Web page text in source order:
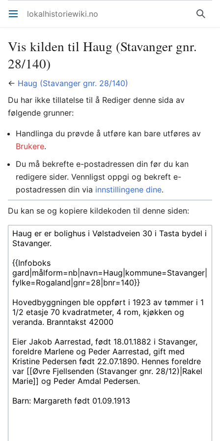
Åpne hovedmenyen lokalhistoriewiki.no Søk
Vis kilden til Haug (Stavanger gnr.
28/140)
← Haug (Stavanger gnr. 28/140)
Du har ikke tillatelse til å Rediger denne sida av
følgende grunner:
Handlinga du prøvde å utføre kan bare utføres av
Brukere.
Du må bekrefte e-postadressen din før du kan
redigere sider. Vennligst oppgi og bekreft e-
postadressen din via innstillingene dine.
Du kan se og kopiere kildekoden til denne siden: